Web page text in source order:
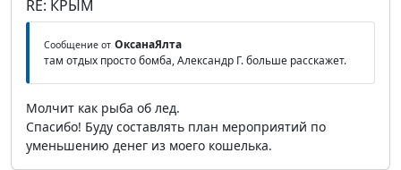
RE: КРЫМ
Сообщение от ОксанаЯлта
там отдых просто бомба, Александр Г. больше расскажет.
Молчит как рыба об лед.
Спасибо! Буду составлять план мероприятий по
уменьшению денег из моего кошелька.